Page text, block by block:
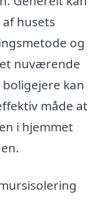
husets
og
nuværende
kan
måde at
i hjemmet